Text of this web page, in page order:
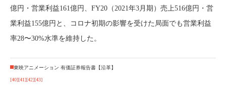
億円・営業利益161億円、FY20（2021年3月期）売上516億円・営
業利益155億円と、コロナ初期の影響を受けた局面でも営業利益
率28〜30%水準を維持した。
東映アニメーション 有価証券報告書【沿革】
[40][41][42][43]